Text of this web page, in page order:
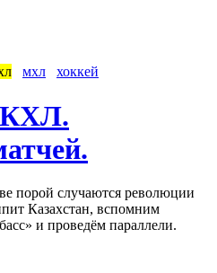
мхл хоккей
КХЛ.
порой случаются революции
Казахстан, вспомним
и проведём параллели.